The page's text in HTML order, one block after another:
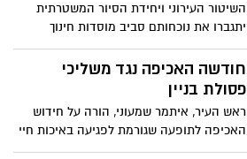
השיטור העירוני ויחידת הסיור המשטרתית
יתגברו את נוכחותם סביב מוסדות חינוך
ברחבי העיר ובמוקדים שיידרשו לצורך הגברת
תחושת הביטחון
חודשה האכיפה נגד משליכי
פסולת בניין
ראש העיר, איתמר שמעוני, הורה על חידוש
האכיפה לתופעה שגורמת לפגיעה באיכות חיי
התושבים בעיר. "מדובר בתופעה פסולה שיש